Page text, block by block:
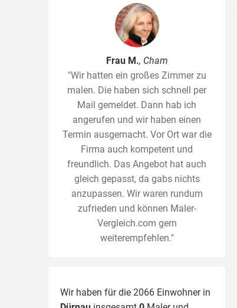
Frau M., Cham
"Wir hatten ein großes Zimmer zu
malen. Die haben sich schnell per
Mail gemeldet. Dann hab ich
angerufen und wir haben einen
Termin ausgemacht. Vor Ort war die
Firma auch kompetent und
freundlich. Das Angebot hat auch
gleich gepasst, da gabs nichts
anzupassen. Wir waren rundum
zufrieden und können Maler-
Vergleich.com gern
weiterempfehlen."
Wir haben für die 2066 Einwohner in